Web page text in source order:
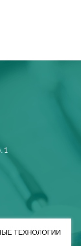
1
ТЕХНОЛОГИИ